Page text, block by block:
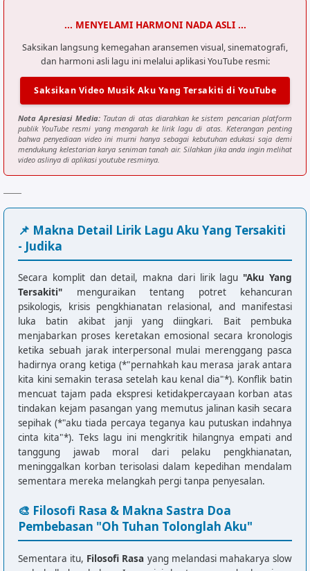
... MENYELAMI HARMONI NADA ASLI ...
Saksikan langsung kemegahan aransemen visual, sinematografi,
dan harmoni asli lagu ini melalui aplikasi YouTube resmi:
Saksikan Video Musik Aku Yang Tersakiti di YouTube
Nota Apresiasi Media:Tautan di atas diarahkan ke sistem pencarian platform
publik YouTube resmi yang mengarah ke lirik lagu di atas. Keterangan penting
bahwa penyediaan video ini murni hanya sebagai kebutuhan edukasi saja demi
mendukung kelestarian karya seniman tanah air. Silahkan jika anda ingin melihat
video aslinya di aplikasi youtube resminya.
📌 Makna Detail Lirik Lagu Aku Yang Tersakiti
- Judika
Secara komplit dan detail, makna dari lirik lagu "Aku Yang
Tersakiti" menguraikan tentang potret kehancuran
psikologis, krisis pengkhianatan relasional, and manifestasi
luka batin akibat janji yang diingkari. Bait pembuka
menjabarkan proses keretakan emosional secara kronologis
ketika sebuah jarak interpersonal mulai merenggang pasca
hadirnya orang ketiga (*"pernahkah kau merasa jarak antara
kita kini semakin terasa setelah kau kenal dia"*). Konflik batin
mencuat tajam pada ekspresi ketidakpercayaan korban atas
tindakan kejam pasangan yang memutus jalinan kasih secara
sepihak (*"aku tiada percaya teganya kau putuskan indahnya
cinta kita"*). Teks lagu ini mengkritik hilangnya empati and
tanggung jawab moral dari pelaku pengkhianatan,
meninggalkan korban terisolasi dalam kepedihan mendalam
sementara mereka melangkah pergi tanpa penyesalan.
🎨 Filosofi Rasa & Makna Sastra Doa
Pembebasan "Oh Tuhan Tolonglah Aku"
Sementara itu, Filosofi Rasa yang melandasi mahakarya slow